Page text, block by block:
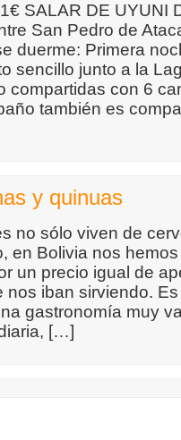
SALAR DE UYUNI
San Pedro de
duerme: Primera
sencillo junto a la
compartidas con 6
también es
y quinuas
no sólo viven de
en Bolivia nos
un precio igual de
nos iban sirviendo.
gastronomía muy
[…]